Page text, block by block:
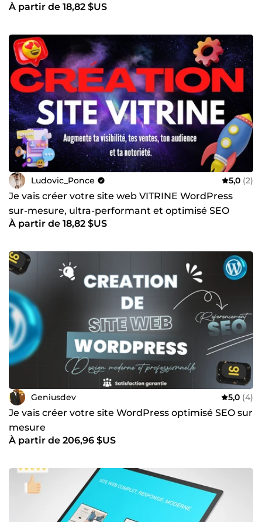
À partir de 18,82 $US
Ludovic_Ponce 5,0 (2)
Je vais créer votre site web VITRINE WordPress
sur-mesure, ultra-performant et optimisé SEO
À partir de 18,82 $US
Geniusdev 5,0 (4)
Je vais créer votre site WordPress optimisé SEO sur
mesure
À partir de 206,96 $US